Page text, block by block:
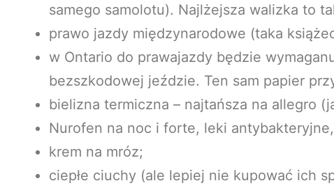
samego samolotu). Najlżejsza walizka to
prawo jazdy międzynarodowe (taka
w Ontario do prawajazdy będzie
bezszkodowej jeździe. Ten sam papier
bielizna termiczna – najtańsza na allegro
Nurofen na noc i forte, leki
krem na mróz;
ciepłe ciuchy (ale lepiej nie kupować ich